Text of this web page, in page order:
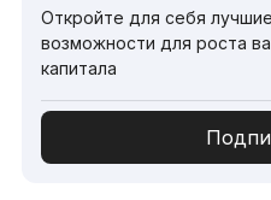
Откройте для себя лучшие
возможности для роста
капитала